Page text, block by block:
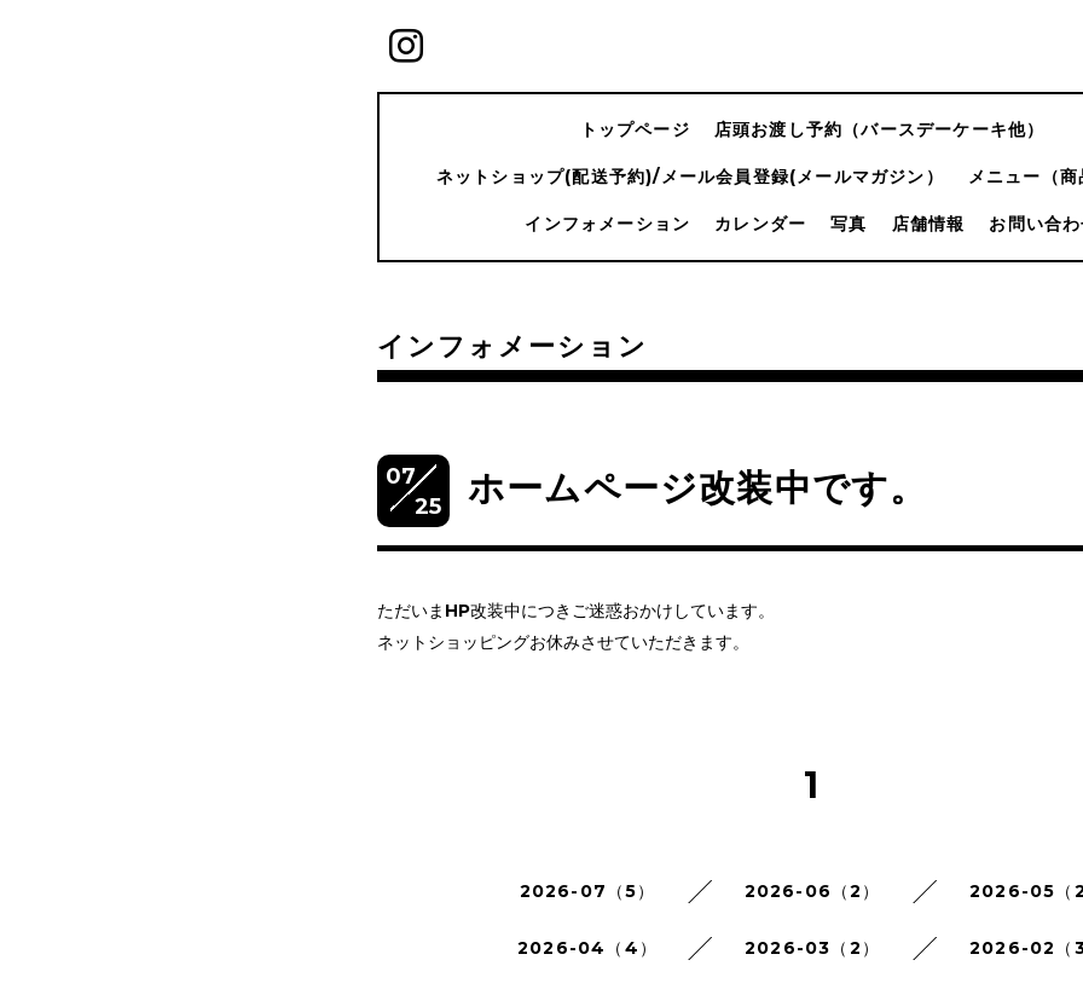
トップページ 店頭お渡し予約（バースデーケーキ他）
ネットショップ(配送予約)/メール会員登録(メールマガジン） メニュー（商
インフォメーション カレンダー 写真 店舗情報 お問い合
インフォメーション
07
25
ホームページ改装中です。
ただいまHP改装中につきご迷惑おかけしています。
ネットショッピングお休みさせていただきます。
1
2026-07（5） 2026-06（2） 2026-05（2
2026-04（4） 2026-03（2） 2026-02（3